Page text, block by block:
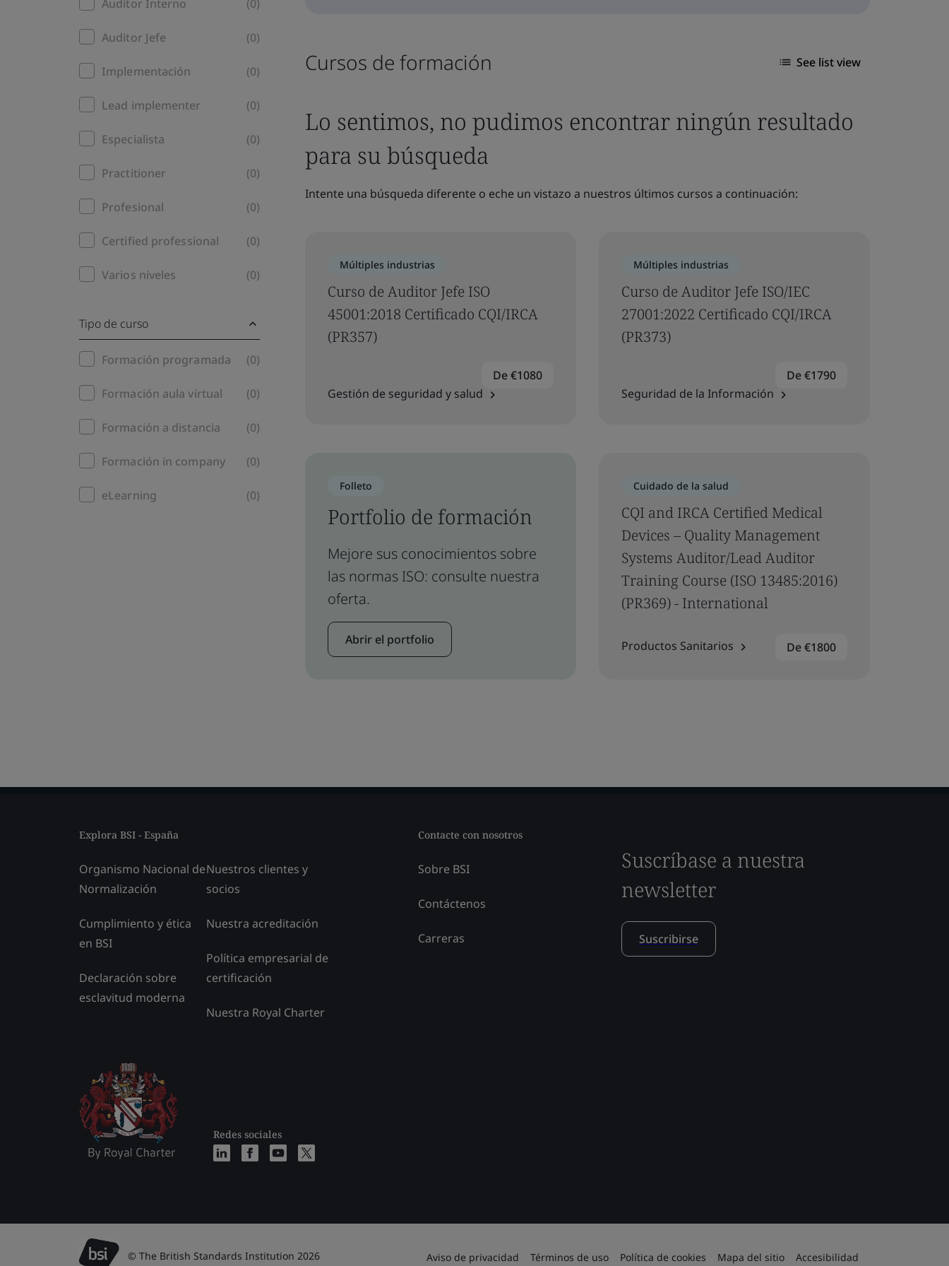
Auditor Interno (0)
Auditor Jefe (0)
Implementación (0)
Lead implementer (0)
Especialista (0)
Practitioner (0)
Profesional (0)
Certified professional (0)
Varios niveles (0)
Tipo de curso
Training
filter
Formación programada (0)
Formación aula virtual (0)
Formación a distancia (0)
Formación in company (0)
eLearning (0)
Cursos de formación See list view
Lo sentimos, no pudimos encontrar ningún resultado
para su búsqueda
Intente una búsqueda diferente o eche un vistazo a nuestros últimos cursos a continuación:
Múltiples industrias
Curso de Auditor Jefe ISO
45001:2018 Certificado CQI/IRCA
(PR357)
Gestión de seguridad y salud
De €1080
Múltiples industrias
Curso de Auditor Jefe ISO/IEC
27001:2022 Certificado CQI/IRCA
(PR373)
Seguridad de la Información
De €1790
Folleto
Portfolio de formación
Mejore sus conocimientos sobre
las normas ISO: consulte nuestra
oferta.
Abrir el portfolio
Cuidado de la salud
CQI and IRCA Certified Medical
Devices – Quality Management
Systems Auditor/Lead Auditor
Training Course (ISO 13485:2016)
(PR369) - International
Productos Sanitarios De €1800
Explora BSI - España
Organismo Nacional de
Normalización
Cumplimiento y ética
en BSI
Declaración sobre
esclavitud moderna
Nuestros clientes y
socios
Nuestra acreditación
Política empresarial de
certificación
Nuestra Royal Charter
Redes sociales
Contacte con nosotros
Sobre BSI
Contáctenos
Carreras
Suscríbase a nuestra
newsletter
Suscribirse
© The British Standards Institution 2026 Aviso de privacidad Términos de uso Política de cookies Mapa del sitio Accesibilidad